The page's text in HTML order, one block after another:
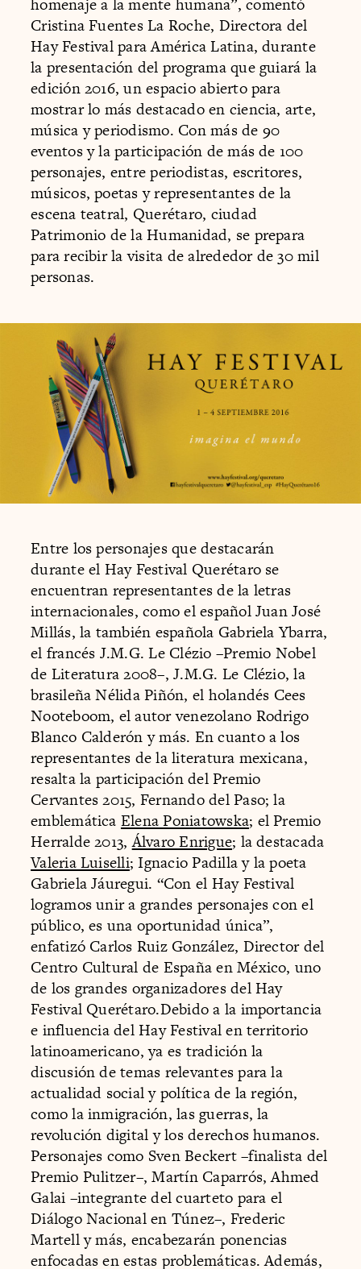
homenaje a la mente humana”, comentó
Cristina Fuentes La Roche, Directora del
Hay Festival para América Latina, durante
la presentación del programa que guiará la
edición 2016, un espacio abierto para
mostrar lo más destacado en ciencia, arte,
música y periodismo. Con más de 90
eventos y la participación de más de 100
personajes, entre periodistas, escritores,
músicos, poetas y representantes de la
escena teatral, Querétaro, ciudad
Patrimonio de la Humanidad, se prepara
para recibir la visita de alrededor de 30 mil
personas.
Entre los personajes que destacarán
durante el Hay Festival Querétaro se
encuentran representantes de la letras
internacionales, como el español Juan José
Millás, la también española Gabriela Ybarra,
el francés J.M.G. Le Clézio –Premio Nobel
de Literatura 2008–, J.M.G. Le Clézio, la
brasileña Nélida Piñón, el holandés Cees
Nooteboom, el autor venezolano Rodrigo
Blanco Calderón y más. En cuanto a los
representantes de la literatura mexicana,
resalta la participación del Premio
Cervantes 2015, Fernando del Paso; la
emblemática Elena Poniatowska; el Premio
Herralde 2013,Álvaro Enrigue; la destacada
Valeria Luiselli; Ignacio Padilla y la poeta
Gabriela Jáuregui. “Con el Hay Festival
logramos unir a grandes personajes con el
público, es una oportunidad única”,
enfatizó Carlos Ruiz González, Director del
Centro Cultural de España en México, uno
de los grandes organizadores del Hay
Festival Querétaro.Debido a la importancia
e influencia del Hay Festival en territorio
latinoamericano, ya es tradición la
discusión de temas relevantes para la
actualidad social y política de la región,
como la inmigración, las guerras, la
revolución digital y los derechos humanos.
Personajes como Sven Beckert –finalista del
Premio Pulitzer–, Martín Caparrós, Ahmed
Galai –integrante del cuarteto para el
Diálogo Nacional en Túnez–, Frederic
Martell y más, encabezarán ponencias
enfocadas en estas problemáticas. Además,